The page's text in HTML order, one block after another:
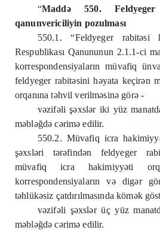
“Maddə 550.
qanunvericiliyin pozulması
550.1. “Feldyeger rabitəsi
Respublikası Qanununun 2.1.1-ci
korrespondensiyaların müvafiq
feldyeger rabitəsini həyata keçirən
orqanına təhvil verilməsinə görə -
vəzifəli şəxslər iki yüz
məbləğdə cərimə edilir.
550.2. Müvafiq icra
şəxsləri tərəfindən feldyeger
müvafiq icra hakimiyyəti
korrespondensiyaların və digər
təhlükəsiz çatdırılmasında kömək
vəzifəli şəxslər üç yüz
məbləğdə cərimə edilir.